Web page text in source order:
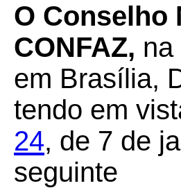
O Conselho
CONFAZ, na
em Brasília,
tendo em
24, de 7 de
seguinte